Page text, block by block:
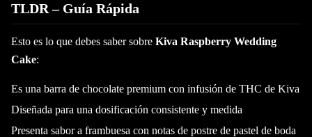
TLDR – Guía Rápida
Esto es lo que debes saber sobre Kiva Raspberry Wedding
Cake:
Es una barra de chocolate premium con infusión de THC de Kiva
Diseñada para una dosificación consistente y medida
Presenta sabor a frambuesa con notas de postre de pastel de boda